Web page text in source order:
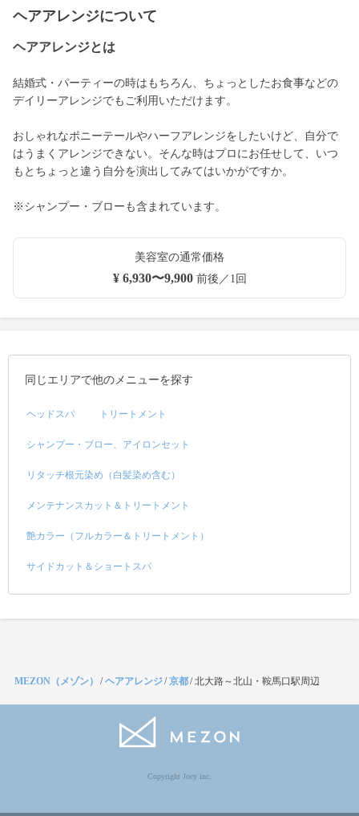
ヘアアレンジについて
ヘアアレンジとは
結婚式・パーティーの時はもちろん、ちょっとしたお食事などの
デイリーアレンジでもご利用いただけます。
おしゃれなポニーテールやハーフアレンジをしたいけど、自分で
はうまくアレンジできない。そんな時はプロにお任せして、いつ
もとちょっと違う自分を演出してみてはいかがですか。
※シャンプー・ブローも含まれています。
美容室の通常価格
¥ 6,930〜9,900前後／1回
同じエリアで他のメニューを探す
ヘッドスパ トリートメント
シャンプー・ブロー、アイロンセット
リタッチ根元染め（白髪染め含む）
メンテナンスカット＆トリートメント
艶カラー（フルカラー＆トリートメント）
サイドカット＆ショートスパ
MEZON（メゾン） /ヘアアレンジ/京都/北大路～北山・鞍馬口駅周辺
Copyright Jocy inc.